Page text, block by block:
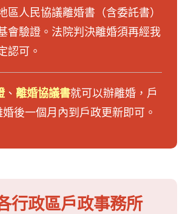
區人民協議離婚書（含委託書）
會驗證。法院判決離婚須再經我
認可。
、 離婚協議書就可以辦離婚，戶
後一個月內到戶政更新即可。
行政區戶政事務所